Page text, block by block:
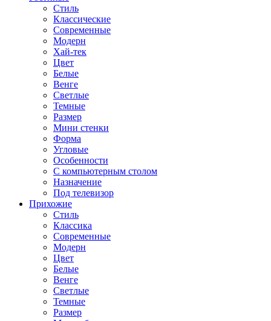
Стиль
Классические
Современные
Модерн
Хай-тек
Цвет
Белые
Венге
Светлые
Темные
Размер
Мини стенки
Форма
Угловые
Особенности
С компьютерным столом
Назначение
Под телевизор
Прихожие
Стиль
Классика
Современные
Модерн
Цвет
Белые
Венге
Светлые
Темные
Размер